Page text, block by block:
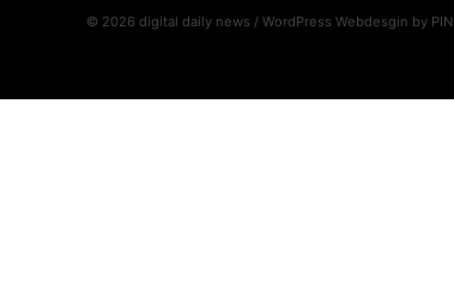
© 2026 digital daily news / WordPress Webdesgin by PIN